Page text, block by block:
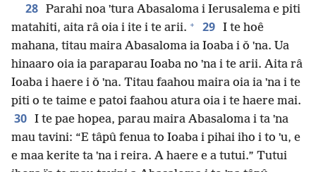
28 Parahi noa ˈtura Abasaloma i Ierusalema e piti
matahiti, aita râ oia i ite i te arii. + 29 I te hoê
mahana, titau maira Abasaloma ia Ioaba i ǒ ˈna. Ua
hinaaro oia ia paraparau Ioaba no ˈna i te arii. Aita râ
Ioaba i haere i ǒ ˈna. Titau faahou maira oia ia ˈna i te
piti o te taime e patoi faahou atura oia i te haere mai.
30 I te pae hopea, parau maira Abasaloma i ta ˈna
mau tavini: “E tâpû fenua to Ioaba i pihai iho i to ˈu, e
e maa kerite ta ˈna i reira. A haere e a tutui.” Tutui